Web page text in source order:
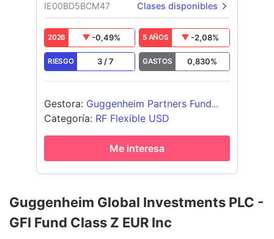
Guggenheim Global Investments PLC -
GFI Fund Class Z EUR Inc
IE00BD5BCM47 Clases disponibles
2026 -0,49% 5 AÑOS -2,08%
RIESGO 3 /7 GASTOS 0,830%
Gestora: Guggenheim Partners Fund
Mgt(Europe) Ltd
Categoría: RF Flexible USD
Me interesa